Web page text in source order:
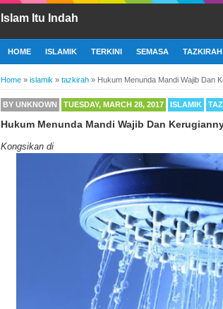
Islam Itu Indah
HOME ISLAMIK TERKINI SEMASA TAZKIRAH
Home » islamik » tazkirah » Hukum Menunda Mandi Wajib Dan
BY UNKNOWN TUESDAY, MARCH 28, 2017 ISLAMIK
Hukum Menunda Mandi Wajib Dan
Kongsikan di